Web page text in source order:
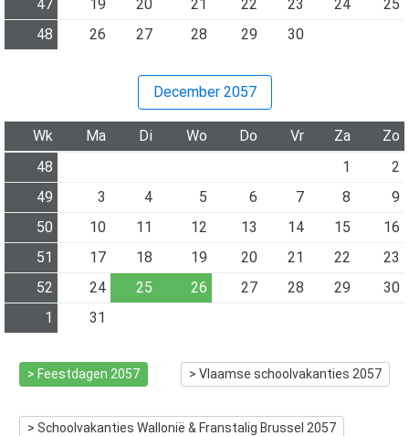
47
19 20 21 22 23 24
25
48
26 27 28 29 30
December 2057
Wk Ma Di Wo Do Vr Za
Zo
48
1
2
49
3 4 5 6 7 8
9
50
10 11 12 13 14 15
16
51
17 18 19 20 21 22
23
52
24 25 26 27 28 29
30
1
31
> Feestdagen 2057 > Vlaamse schoolvakanties 2057
> Schoolvakanties Wallonië & Franstalig Brussel 2057